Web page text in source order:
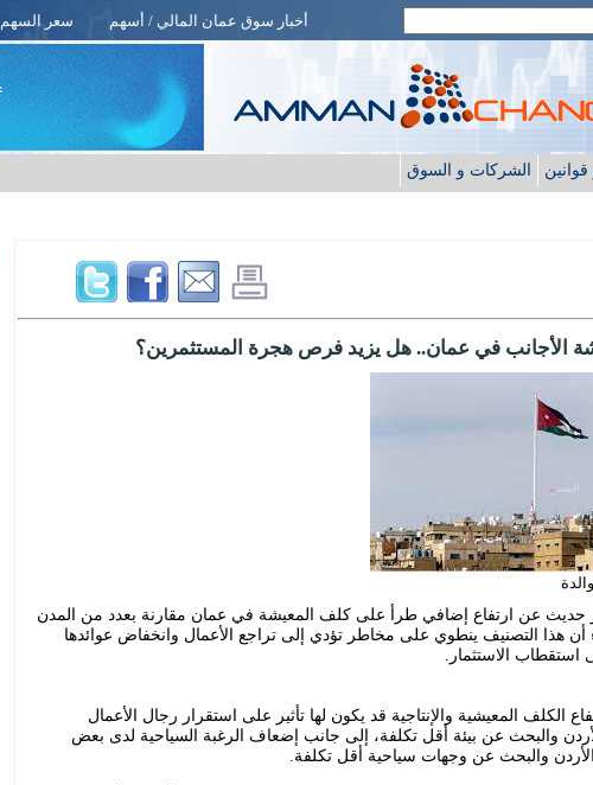
أخبار سوق عمان المالي / أسهم سعر السهم
الشركات و السوق
الأجانب في عمان.. هل يزيد فرص هجرة المستثمرين؟
حديث عن ارتفاع إضافي طرأ على كلف المعيشة في عمان مقارنة بعدد من المدن
أن هذا التصنيف ينطوي على مخاطر تؤدي إلى تراجع الأعمال وانخفاض عوائدها
الاستثمار.
الكلف المعيشية والإنتاجية قد يكون لها تأثير على استقرار رجال الأعمال
والبحث عن بيئة أقل تكلفة، إلى جانب إضعاف الرغبة السياحية لدى بعض
والبحث عن وجهات سياحية أقل تكلفة.